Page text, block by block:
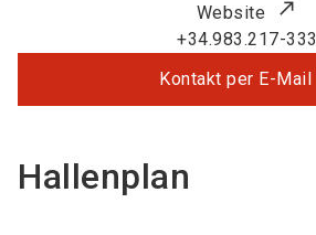
Website
+34.983.217-333
Kontakt per E-Mail
Hallenplan